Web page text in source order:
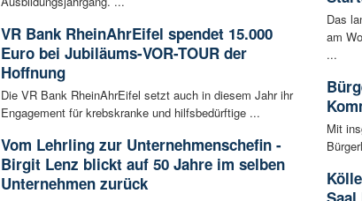
VR Bank RheinAhrEifel spendet 15.000
Euro bei Jubiläums-VOR-TOUR der
Hoffnung
Die VR Bank RheinAhrEifel setzt auch in diesem Jahr ihr
Engagement für krebskranke und hilfsbedürftige ...
Vom Lehrling zur Unternehmenschefin -
Birgit Lenz blickt auf 50 Jahre im selben
Unternehmen zurück
Das
am
...
Mit